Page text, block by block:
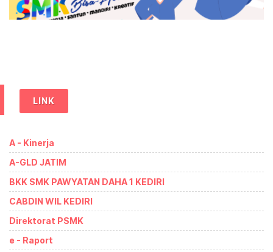
LINK
A - Kinerja
A-GLD JATIM
BKK SMK PAWYATAN DAHA 1 KEDIRI
CABDIN WIL KEDIRI
Direktorat PSMK
e - Raport